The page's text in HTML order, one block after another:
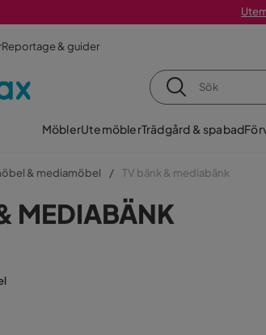
Reportage & guider
MöblerUtemöblerTrädgård & spabad
& mediamöbel TV bänk & mediabänk
MEDIABÄNK